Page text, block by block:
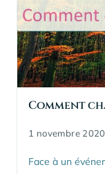
Comment
1 novembre 2020
Face à un